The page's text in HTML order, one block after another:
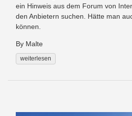
ein Hinweis aus dem Forum von
den Anbietern suchen. Hätte man
können.
By Malte
weiterlesen